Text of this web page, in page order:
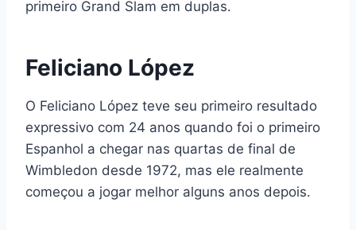
primeiro Grand Slam em duplas.
Feliciano López
O Feliciano López teve seu primeiro resultado
expressivo com 24 anos quando foi o primeiro
Espanhol a chegar nas quartas de final de
Wimbledon desde 1972, mas ele realmente
começou a jogar melhor alguns anos depois.